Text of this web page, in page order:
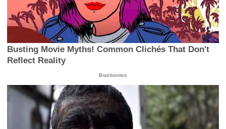
Busting Movie Myths! Common Clichés That Don't
Reflect Reality
Brainberries